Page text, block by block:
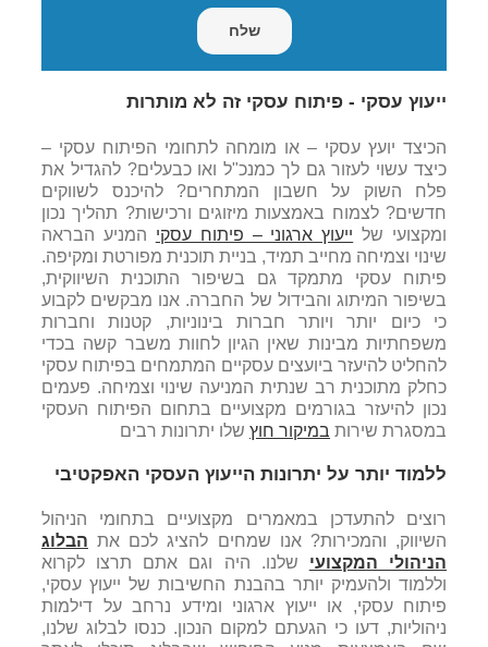
ייעוץ עסקי - פיתוח עסקי זה לא מותרות
הכיצד יועץ עסקי – או מומחה לתחומי הפיתוח עסקי –
כיצד עשוי לעזור גם לך כמנכ"ל ואו כבעלים? להגדיל את
פלח השוק על חשבון המתחרים? להיכנס לשווקים
חדשים? לצמוח באמצעות מיזוגים ורכישות? תהליך נכון
ומקצועי של ייעוץ ארגוני – פיתוח עסקי המניע הבראה
שינוי וצמיחה מחייב תמיד, בניית תוכנית מפורטת ומקיפה.
פיתוח עסקי מתמקד גם בשיפור התוכנית השיווקית,
בשיפור המיתוג והבידול של החברה. אנו מבקשים לקבוע
כי כיום יותר ויותר חברות בינוניות, קטנות וחברות
משפחתיות מבינות שאין הגיון לחוות משבר קשה בכדי
להחליט להיעזר ביועצים עסקיים המתמחים בפיתוח עסקי
כחלק מתוכנית רב שנתית המניעה שינוי וצמיחה. פעמים
נכון להיעזר בגורמים מקצועיים בתחום הפיתוח העסקי
במסגרת שירות במיקור חוץ שלו יתרונות רבים
ללמוד יותר על יתרונות הייעוץ העסקי האפקטיבי
רוצים להתעדכן במאמרים מקצועיים בתחומי הניהול
השיווק, והמכירות? אנו שמחים להציג לכם את הבלוג
הניהולי המקצועי שלנו. היה וגם אתם תרצו לקרוא
וללמוד ולהעמיק יותר בהבנת החשיבות של ייעוץ עסקי,
פיתוח עסקי, או ייעוץ ארגוני ומידע נרחב על דילמות
ניהוליות, דעו כי הגעתם למקום הנכון. כנסו לבלוג שלנו,